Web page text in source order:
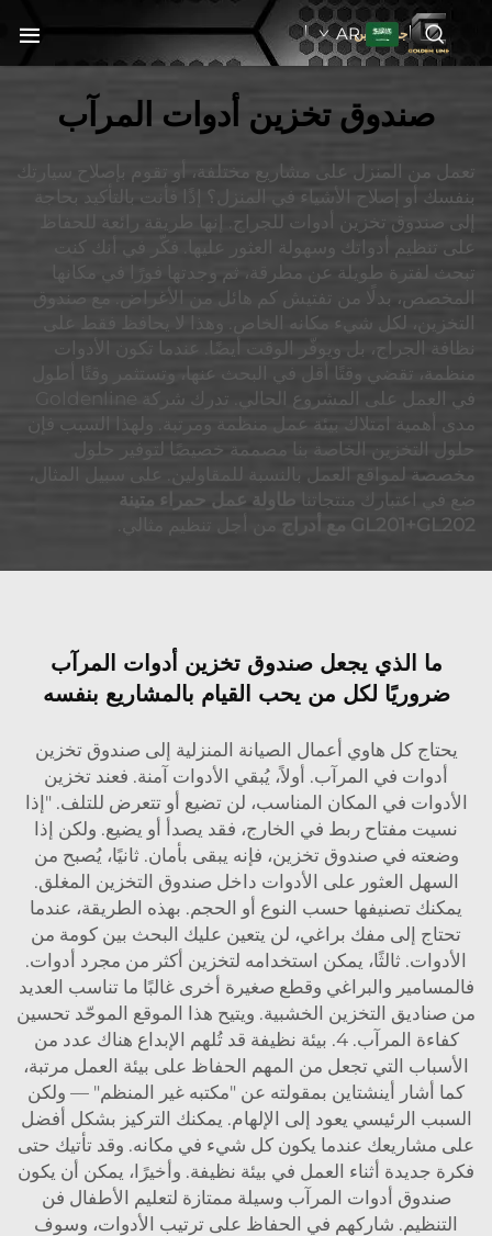
جولدنبلاينAR
صندوق تخزين أدوات المرآب
تعمل من المنزل على مشاريع مختلفة، أو تقوم بإصلاح سيارتك
بنفسك أو إصلاح الأشياء في المنزل؟ إذًا فأنت بالتأكيد بحاجة
إلى صندوق تخزين أدوات للجراج. إنها طريقة رائعة للحفاظ
على تنظيم أدواتك وسهولة العثور عليها. فكّر في أنك كنت
تبحث لفترة طويلة عن مطرقة، ثم وجدتها فورًا في مكانها
المخصص، بدلًا من تفتيش كم هائل من الأغراض. مع صندوق
التخزين، لكل شيء مكانه الخاص. وهذا لا يحافظ فقط على
نظافة الجراج، بل ويوفّر الوقت أيضًا. عندما تكون الأدوات
منظمة، تقضي وقتًا أقل في البحث عنها، وتستثمر وقتًا أطول
في العمل على المشروع الحالي. تدرك شركة Goldenline
مدى أهمية امتلاك بيئة عمل منظمة ومرتبة. ولهذا السبب فإن
حلول التخزين الخاصة بنا مصممة خصيصًا لتوفير حلول
مخصصة لمواقع العمل بالنسبة للمقاولين. على سبيل المثال،
ضع في اعتبارك منتجاتنا طاولة عمل حمراء متينة
GL201+GL202 مع أدراج
ما الذي يجعل صندوق تخزين أدوات المرآب
ضروريًا لكل من يحب القيام بالمشاريع بنفسه
يحتاج كل هاوي أعمال الصيانة المنزلية إلى صندوق تخزين
أدوات في المرآب. أولاً، يُبقي الأدوات آمنة. فعند تخزين
الأدوات في المكان المناسب، لن تضيع أو تتعرض للتلف. "إذا
نسيت مفتاح ربط في الخارج، فقد يصدأ أو يضيع. ولكن إذا
وضعته في صندوق تخزين، فإنه يبقى بأمان. ثانيًا، يُصبح من
السهل العثور على الأدوات داخل صندوق التخزين المغلق.
يمكنك تصنيفها حسب النوع أو الحجم. بهذه الطريقة، عندما
تحتاج إلى مفك براغي، لن يتعين عليك البحث بين كومة من
الأدوات. ثالثًا، يمكن استخدامه لتخزين أكثر من مجرد أدوات.
فالمسامير والبراغي وقطع صغيرة أخرى غالبًا ما تناسب العديد
من صناديق التخزين الخشبية. ويتيح هذا الموقع الموحّد تحسين
كفاءة المرآب. 4. بيئة نظيفة قد تُلهم الإبداع هناك عدد من
الأسباب التي تجعل من المهم الحفاظ على بيئة العمل مرتبة،
كما أشار أينشتاين بمقولته عن "مكتبه غير المنظم" — ولكن
السبب الرئيسي يعود إلى الإلهام. يمكنك التركيز بشكل أفضل
على مشاريعك عندما يكون كل شيء في مكانه. وقد تأتيك حتى
فكرة جديدة أثناء العمل في بيئة نظيفة. وأخيرًا، يمكن أن يكون
صندوق أدوات المرآب وسيلة ممتازة لتعليم الأطفال فن
التنظيم. شاركهم في الحفاظ على ترتيب الأدوات، وسوف